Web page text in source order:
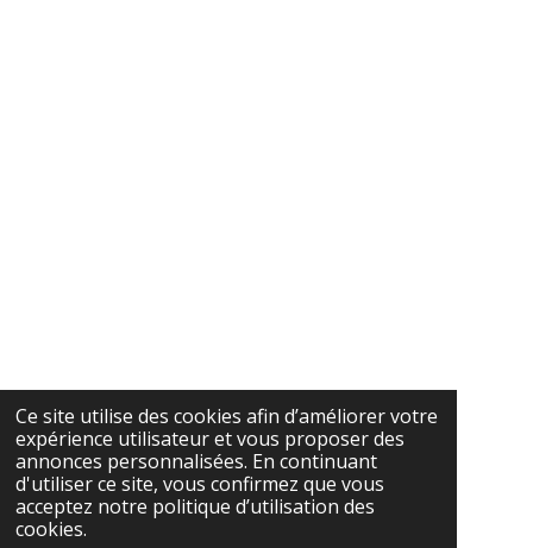
Ce site utilise des cookies afin d’améliorer votre
expérience utilisateur et vous proposer des
annonces personnalisées. En continuant
d'utiliser ce site, vous confirmez que vous
acceptez notre politique d’utilisation des
cookies.